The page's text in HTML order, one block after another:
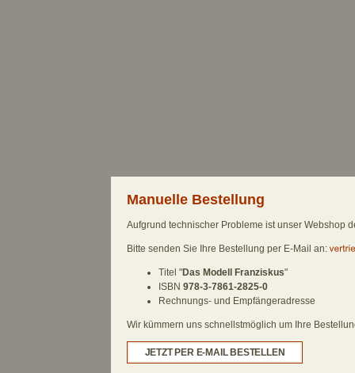
Manuelle Bestellung
Aufgrund technischer Probleme ist unser Webshop
Bitte senden Sie Ihre Bestellung per E-Mail an:
Titel "Das Modell Franziskus"
ISBN 978-3-7861-2825-0
Rechnungs- und Empfängeradresse
Wir kümmern uns schnellstmöglich um Ihre
JETZT PER E-MAIL BESTELLEN